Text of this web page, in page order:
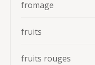
fromage
fruits
fruits rouges